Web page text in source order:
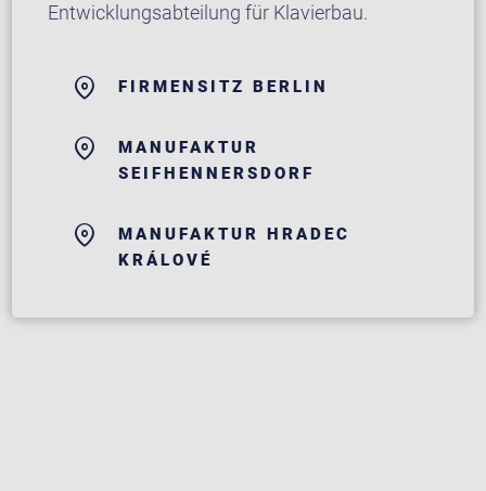
Entwicklungsabteilung für Klavierbau.
FIRMENSITZ BERLIN
MANUFAKTUR
SEIFHENNERSDORF
MANUFAKTUR HRADEC
KRÁLOVÉ